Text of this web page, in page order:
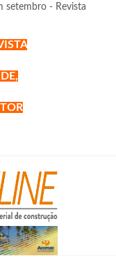
setembro - Revista